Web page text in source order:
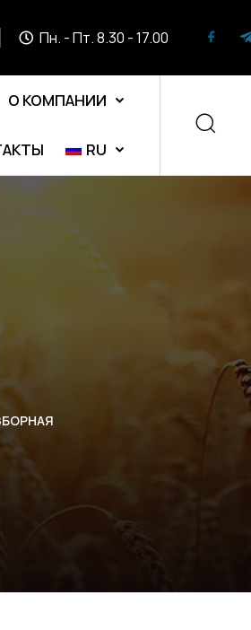
Пн. - Пт. 8.30 - 17.00
О КОМПАНИИ
RU